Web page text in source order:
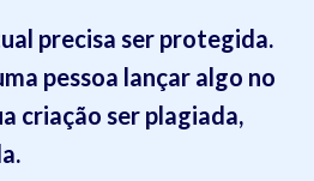
precisa ser protegida.
pessoa lançar algo no
criação ser plagiada,